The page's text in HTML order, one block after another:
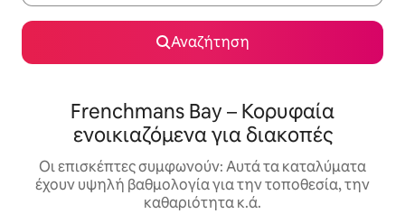
Αναζήτηση
Frenchmans Bay – Κορυφαία
ενοικιαζόμενα για διακοπές
Οι επισκέπτες συμφωνούν: Αυτά τα καταλύματα
έχουν υψηλή βαθμολογία για την τοποθεσία, την
καθαριότητα κ.ά.